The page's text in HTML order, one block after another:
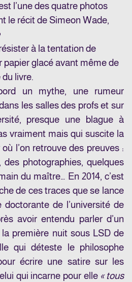
l’une des quatre photos
le récit de Simeon Wade,
à la tentation de
papier glacé avant même de
livre.
un mythe, une rumeur
les salles des profs et sur
presque une blague à
vraiment mais qui suscite la
l’on retrouve des preuves :
photographies, quelques
du maître… En 2014, c’est
de ces traces que se lance
doctorante de l’université de
avoir entendu parler d’un
première nuit sous LSD de
qui déteste le philosophe
écrire une satire sur les
qui incarne pour elle « tous